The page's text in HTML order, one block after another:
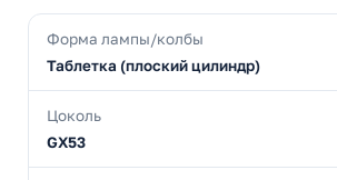
Форма лампы/колбы
Таблетка (плоский цилиндр)
Цоколь
GX53